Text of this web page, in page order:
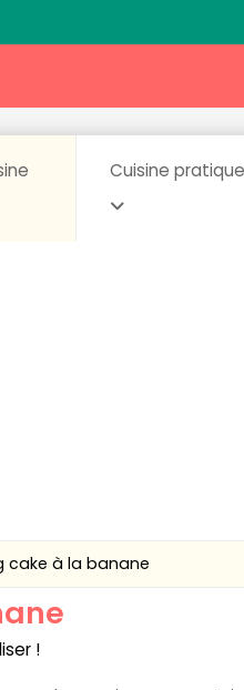
Cuisine pratique
cake à la banane
!